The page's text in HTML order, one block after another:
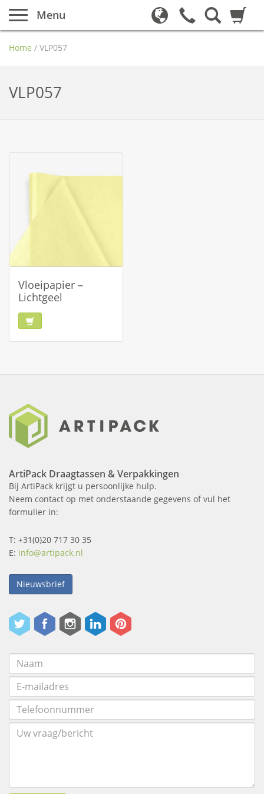
Menu
Home / VLP057
VLP057
Vloeipapier –
Lichtgeel
ArtiPack Draagtassen & Verpakkingen
Bij ArtiPack krijgt u persoonlijke hulp.
Neem contact op met onderstaande gegevens of vul het
formulier in:
T: +31(0)20 717 30 35
E: info@artipack.nl
Nieuwsbrief